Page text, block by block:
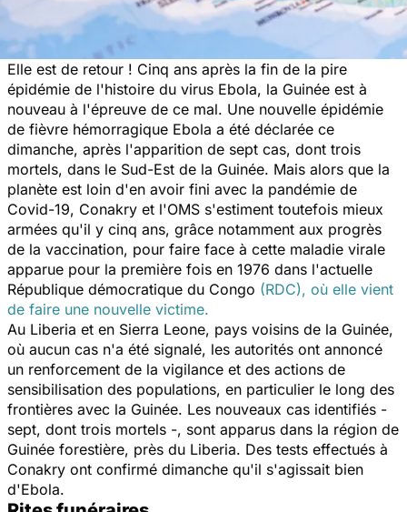
Elle est de retour ! Cinq ans après la fin de la pire
épidémie de l'histoire du virus Ebola, la Guinée est à
nouveau à l'épreuve de ce mal. Une nouvelle épidémie
de fièvre hémorragique Ebola a été déclarée ce
dimanche, après l'apparition de sept cas, dont trois
mortels, dans le Sud-Est de la Guinée. Mais alors que la
planète est loin d'en avoir fini avec la pandémie de
Covid-19, Conakry et l'OMS s'estiment toutefois mieux
armées qu'il y cinq ans, grâce notamment aux progrès
de la vaccination, pour faire face à cette maladie virale
apparue pour la première fois en 1976 dans l'actuelle
République démocratique du Congo (RDC), où elle vient
de faire une nouvelle victime.
Au Liberia et en Sierra Leone, pays voisins de la Guinée,
où aucun cas n'a été signalé, les autorités ont annoncé
un renforcement de la vigilance et des actions de
sensibilisation des populations, en particulier le long des
frontières avec la Guinée. Les nouveaux cas identifiés -
sept, dont trois mortels -, sont apparus dans la région de
Guinée forestière, près du Liberia. Des tests effectués à
Conakry ont confirmé dimanche qu'il s'agissait bien
d'Ebola.